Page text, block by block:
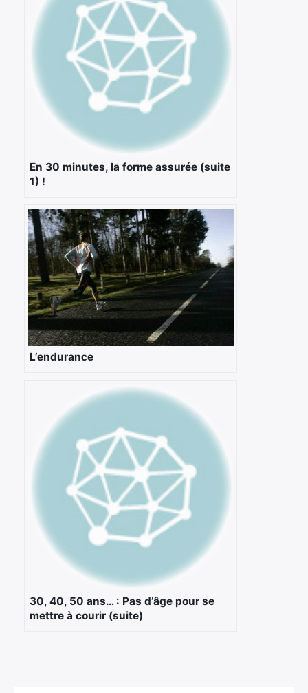
En 30 minutes, la forme assurée (suite
1) !
L’endurance
30, 40, 50 ans… : Pas d’âge pour se
mettre à courir (suite)
: